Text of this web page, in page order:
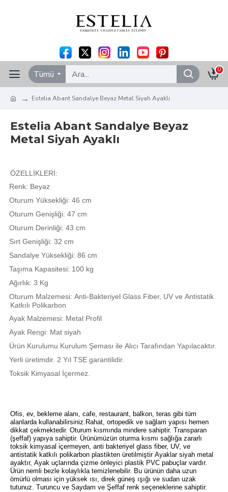
Tümü 0
Estelia Abant Sandalye Beyaz Metal Siyah Ayaklı
Estelia Abant Sandalye Beyaz
Metal Siyah Ayaklı
ÖZELLİKLERİ:
Renk: Beyaz
Oturum Yüksekliği: 46 cm
Oturum Genişliği: 47 cm
Oturum Derinliği: 43 cm
Sırt Genişliği: 32 cm
Sandalye Yüksekliği: 86 cm
Taşıma Kapasitesi: 100 kg
Ağırlık: 3 Kg
Oturum Malzemesi: Anti-Bakteriyel Glass Fiber, UV ve Antistatik
Katkılı Polikarbon
Ayak Malzemesi: Metal Profil
Ayak Rengi: Mat siyah
Ürün Kurulumu Kurulum Şeması ile Alıcı Tarafından Yapılacaktır.
Yerli üretimdir. 2 Yıl TSE garantilidir.
Toksik Kimyasal İçermez.
Ofis, ev, bekleme alanı, cafe, restaurant, balkon, teras gibi tüm
alanlarda kullanabilirsiniz.Rahat, ortopedik ve sağlam yapısı hemen
dikkat çekmektedir. Oturum kısmında mindere sahiptir. Transparan
(şeffaf) yapıya sahiptir. Ürünümüzün oturma kısmı sağlığa zararlı
toksik kimyasal içermeyen, anti bakteriyel glass fiber, UV, ve
antistatik katkılı polikarbon plastikten üretilmiştir Ayaklar siyah metal
ayaktır, Ayak uçlarında çizme önleyici plastik PVC pabuçlar vardır.
Ürün nemli bezle kolaylıkla temizlenebilir. Bu ürünün daha uzun
ömürlü olması için yüksek ısı, direk güneş ışığı ve sudan uzak
tutunuz. Turuncu ve Saydam ve Şeffaf renk seçeneklerine sahiptir.